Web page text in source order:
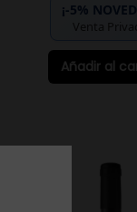
¡-5%
Venta
Añadir al